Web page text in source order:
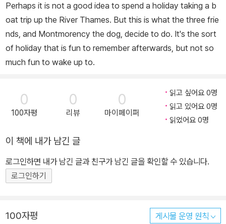
Perhaps it is not a good idea to spend a holiday taking a b
oat trip up the River Thames. But this is what the three frie
nds, and Montmorency the dog, decide to do. It's the sort
of holiday that is fun to remember afterwards, but not so
much fun to wake up to.
0
100자평
0
리뷰
0
마이페이퍼
읽고 싶어요 0명
읽고 있어요 0명
읽었어요 0명
이 책에 내가 남긴 글
로그인하면 내가 남긴 글과 친구가 남긴 글을 확인할 수 있습니다.
로그인하기
100자평 게시물 운영 원칙